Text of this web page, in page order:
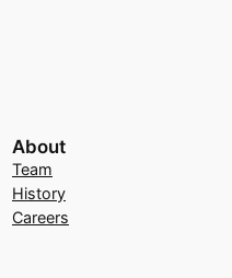
About
Team
History
Careers